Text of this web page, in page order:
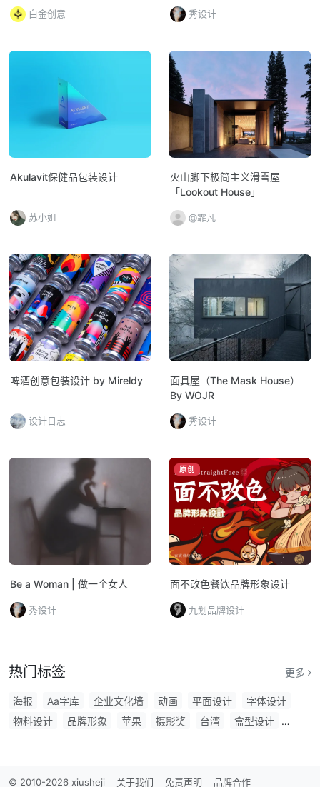
白金创意 秀设计
Akulavit保健品包装设计
苏小姐
火山脚下极简主义滑雪屋
「Lookout House」
@霏凡
啤酒创意包装设计 by Mireldy
设计日志
面具屋（The Mask House）
By WOJR
秀设计
Be a Woman | 做一个女人
秀设计
原创
面不改色餐饮品牌形象设计
九划品牌设计
热门标签 更多
海报 Aa字库 企业文化墙 动画 平面设计
字体设计
物料设计
品牌形象 苹果 摄影奖 台湾
盒型设计
文创设计大赛
商用中文字体 文创 Midjourney
© 2010-2026 xiusheji 关于我们 免责声明 品牌合作